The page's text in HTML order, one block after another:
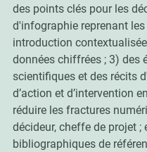
des points clés pour les
d'infographie reprenant
introduction
données chiffrées ; 3) des
scientifiques et des récits
d’action et d’intervention
réduire les fractures
décideur, cheffe de projet
bibliographiques de